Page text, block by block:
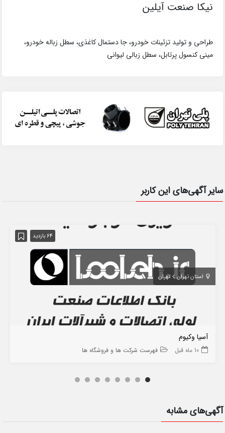
نیکا صنعت آیلین
طراحی و تولید تزئینات خودرو، جا دستمال کاغذی، سطل زباله خودرو،
مینی کنسول پرتابل، سطل زبالی لیوانی
سایر آگهی‌های این کاربر
64 بازدید
استان تهران تهران
آسیا وکیوم
10 ماه قبل فهرست شرکت ها و فروشگاه ها
آگهی‌های مشابه